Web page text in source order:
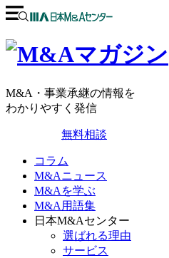
M&A・事業承継の情報を
わかりやすく発信
無料相談
コラム
M&Aニュース
M&Aを学ぶ
M&A用語集
日本M&Aセンター
選ばれる理由
サービス